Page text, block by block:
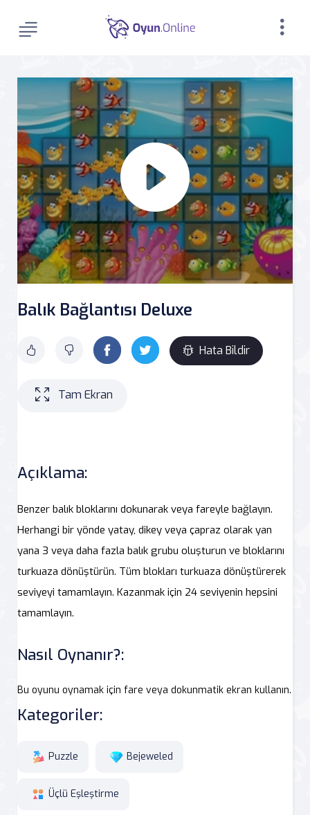
Balık Bağlantısı Deluxe
Hata Bildir
Tam Ekran
Açıklama:
Benzer balık bloklarını dokunarak veya fareyle bağlayın.
Herhangi bir yönde yatay, dikey veya çapraz olarak yan
yana 3 veya daha fazla balık grubu oluşturun ve bloklarını
turkuaza dönüştürün. Tüm blokları turkuaza dönüştürerek
seviyeyi tamamlayın. Kazanmak için 24 seviyenin hepsini
tamamlayın.
Nasıl Oynanır?:
Bu oyunu oynamak için fare veya dokunmatik ekran kullanın.
Kategoriler:
Puzzle Bejeweled
Üçlü Eşleştirme